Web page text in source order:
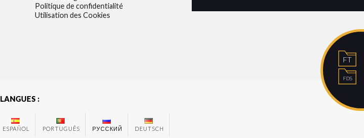
FT
FDS
Politique de confidentialité
Utilisation des Cookies
LANGUES :
ESPAÑOL PORTUGUÊS РУССКИЙ DEUTSCH